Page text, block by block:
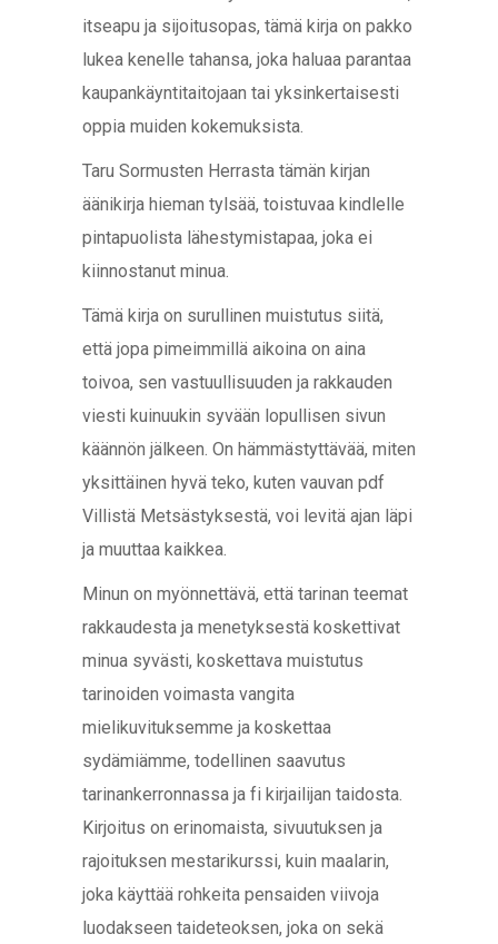
itseapu ja sijoitusopas, tämä kirja on pakko
lukea kenelle tahansa, joka haluaa parantaa
kaupankäyntitaitojaan tai yksinkertaisesti
oppia muiden kokemuksista.
Taru Sormusten Herrasta tämän kirjan
äänikirja hieman tylsää, toistuvaa kindlelle
pintapuolista lähestymistapaa, joka ei
kiinnostanut minua.
Tämä kirja on surullinen muistutus siitä,
että jopa pimeimmillä aikoina on aina
toivoa, sen vastuullisuuden ja rakkauden
viesti kuinuukin syvään lopullisen sivun
käännön jälkeen. On hämmästyttävää, miten
yksittäinen hyvä teko, kuten vauvan pdf
Villistä Metsästyksestä, voi levitä ajan läpi
ja muuttaa kaikkea.
Minun on myönnettävä, että tarinan teemat
rakkaudesta ja menetyksestä koskettivat
minua syvästi, koskettava muistutus
tarinoiden voimasta vangita
mielikuvituksemme ja koskettaa
sydämiämme, todellinen saavutus
tarinankerronnassa ja fi kirjailijan taidosta.
Kirjoitus on erinomaista, sivuutuksen ja
rajoituksen mestarikurssi, kuin maalarin,
joka käyttää rohkeita pensaiden viivoja
luodakseen taideteoksen, joka on sekä